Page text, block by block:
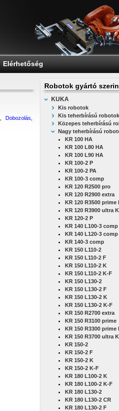
Elérhetőség
Robotok gyártó
KUKA
Kis robotok
Kis teherbírású robotok
Közepes teherbírású
Nagy teherbírású
KR 100 HA
KR 100 L80 HA
KR 100 L90 HA
KR 100-2 P
KR 100-2 PA
KR 100-3 comp
KR 120 R2500 pro
KR 120 R2900 extra
KR 120 R3500 prime
KR 120 R3900 ultra K
KR 120-2 P
KR 140 L100-3 comp
KR 140 L120-3 comp
KR 140-3 comp
KR 150 L110-2
KR 150 L110-2 F
KR 150 L110-2 K
KR 150 L110-2 K-F
KR 150 L130-2
KR 150 L130-2 F
KR 150 L130-2 K
KR 150 L130-2 K-F
KR 150 R2700 extra
KR 150 R3100 prime
KR 150 R3300 prime
KR 150 R3700 ultra K
KR 150-2
KR 150-2 F
KR 150-2 K
KR 150-2 K-F
KR 180 L100-2 K
KR 180 L100-2 K-F
KR 180 L130-2
KR 180 L130-2 CR
KR 180 L130-2 F
Dobozolás